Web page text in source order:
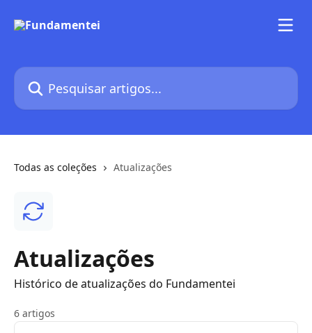
Pesquisar artigos...
Todas as coleções Atualizações
Atualizações
Histórico de atualizações do Fundamentei
6 artigos